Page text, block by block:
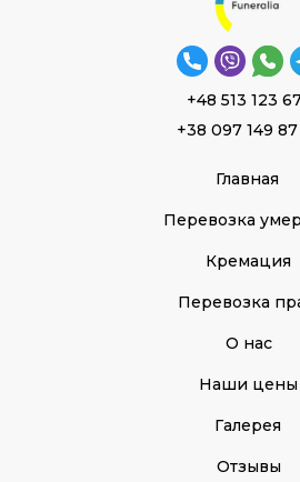
Главная
Перевозка
Кремация
Перевозка
Наши цены
О нас
Галерея
Отзывы
+38 097 149 87
+48 513 123